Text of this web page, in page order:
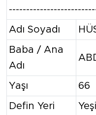
Adı Soyadı
Baba / Ana
Adı
Yaşı 66
Defin Yeri